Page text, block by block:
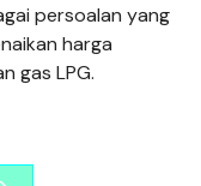
persoalan yang
harga
gas LPG.